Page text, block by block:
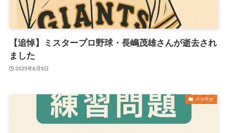
【追悼】ミスタープロ野球・長嶋茂雄さんが逝去され
ました
2025年6月3日
小中学生